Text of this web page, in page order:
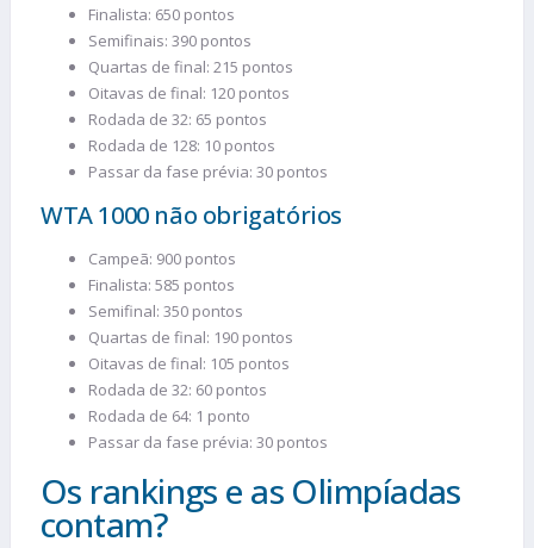
Finalista: 650 pontos
Semifinais: 390 pontos
Quartas de final: 215 pontos
Oitavas de final: 120 pontos
Rodada de 32: 65 pontos
Rodada de 128: 10 pontos
Passar da fase prévia: 30 pontos
WTA 1000 não obrigatórios
Campeã: 900 pontos
Finalista: 585 pontos
Semifinal: 350 pontos
Quartas de final: 190 pontos
Oitavas de final: 105 pontos
Rodada de 32: 60 pontos
Rodada de 64: 1 ponto
Passar da fase prévia: 30 pontos
Os rankings e as Olimpíadas
contam?